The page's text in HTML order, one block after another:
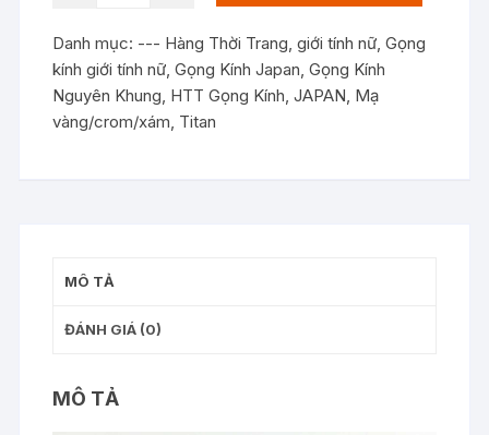
YUKIKO
HANAI
73336
Mạ
FRAME
ngang
13,5cm
Danh mục: --- Hàng Thời Trang ,giới tính nữ ,Gọng
kính giới tính nữ ,Gọng Kính Japan ,Gọng Kính
Nguyên Khung HTT Gọng Kính ,JAPAN Mạ
vàng/crom/xám Titan
MÔ TẢ
ĐÁNH GIÁ (0)
MÔ TẢ